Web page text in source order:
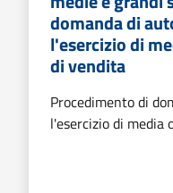
domanda di
l'esercizio di
di vendita
Procedimento di
l'esercizio di